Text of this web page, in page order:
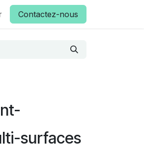
Contactez-nous
surfaces